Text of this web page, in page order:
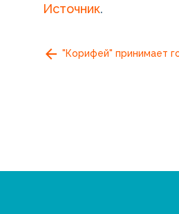
Источник.
"Корифей" принимает